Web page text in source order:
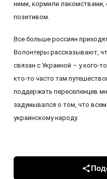
ними, кормили лакомствами,
позитивом.
Все больше россиян
Волонтеры рассказывают,
связан с Украиной – у кого-
кто-то часто там
поддержать переселенцев
задумывался о том, что
украинскому народу.